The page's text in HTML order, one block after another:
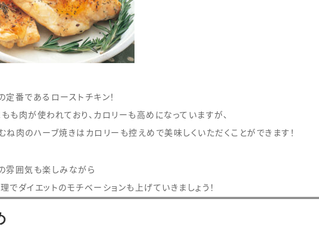
定番であるローストチキン！
も肉が使われており、カロリーも高めになっていますが、
ね肉のハーブ焼きはカロリーも控えめで美味しくいただくことができます！
雰囲気も楽しみながら
でダイエットのモチベーションも上げていきましょう！